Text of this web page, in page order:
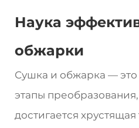
Наука
обжарки
Сушка и обжарка —
этапы
достигается хрустящая